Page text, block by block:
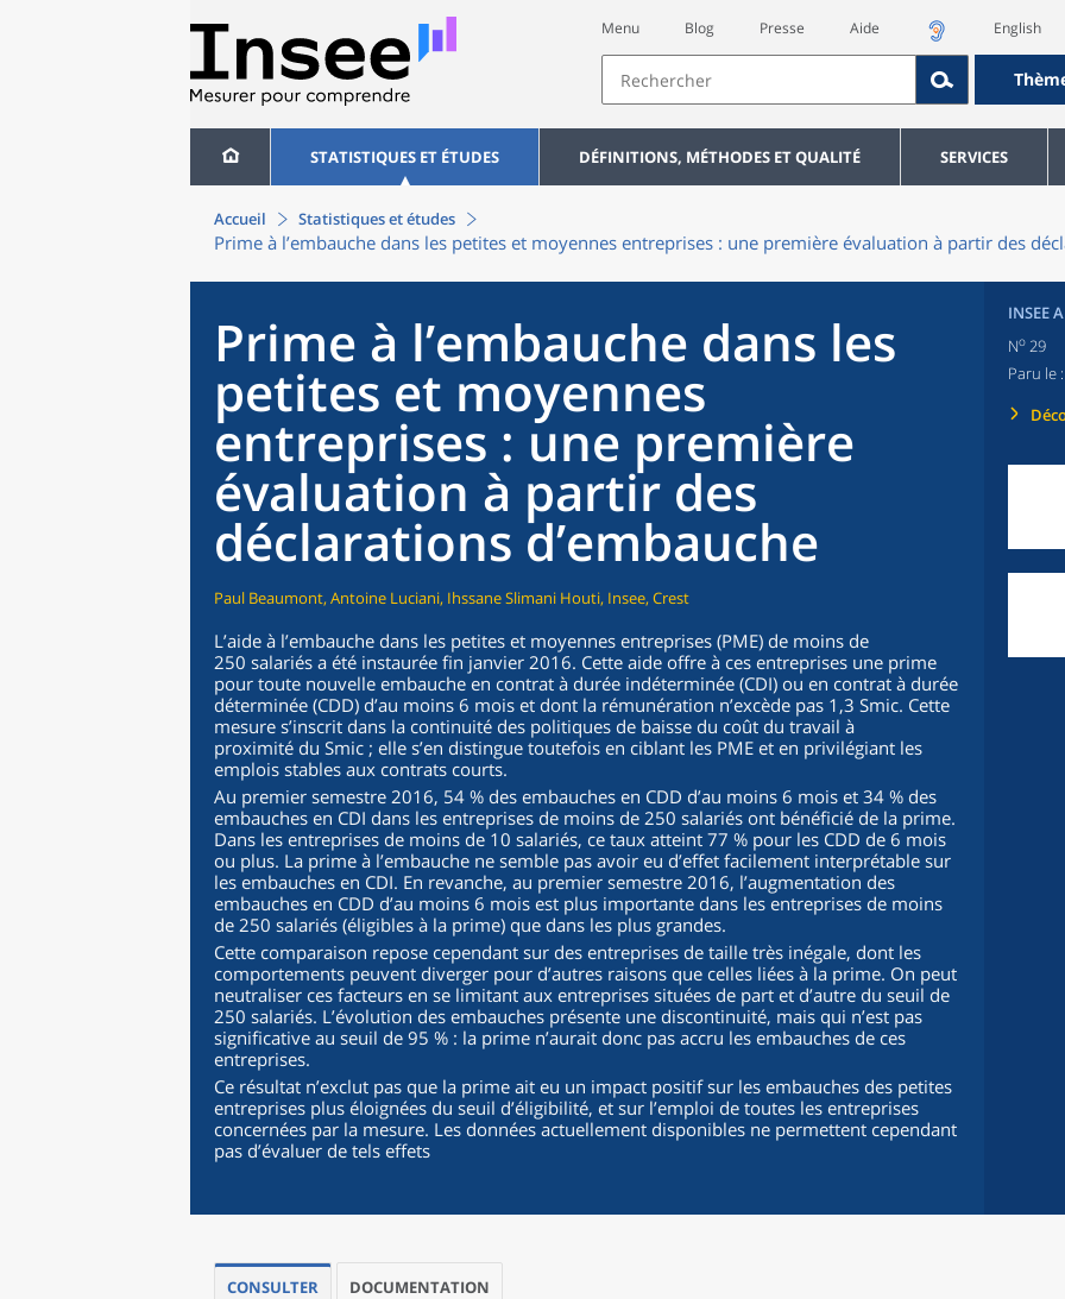
Menu Blog Presse Aide English
STATISTIQUES ET ÉTUDES DÉFINITIONS, MÉTHODES ET QUALITÉ SERVICES
Accueil Statistiques et études
Prime à l’embauche dans les petites et moyennes entreprises : une première évaluation à partir des
Prime à l’embauche dans les
petites et moyennes
entreprises : une première
évaluation à partir des
déclarations d’embauche
Paul Beaumont, Antoine Luciani, Ihssane Slimani Houti, Insee, Crest
L’aide à l’embauche dans les petites et moyennes entreprises (PME) de moins de
250 salariés a été instaurée fin janvier 2016. Cette aide offre à ces entreprises une prime
pour toute nouvelle embauche en contrat à durée indéterminée (CDI) ou en contrat à durée
déterminée (CDD) d’au moins 6 mois et dont la rémunération n’excède pas 1,3 Smic. Cette
mesure s’inscrit dans la continuité des politiques de baisse du coût du travail à
proximité du Smic ; elle s’en distingue toutefois en ciblant les PME et en privilégiant les
emplois stables aux contrats courts.
Au premier semestre 2016, 54 % des embauches en CDD d’au moins 6 mois et 34 % des
embauches en CDI dans les entreprises de moins de 250 salariés ont bénéficié de la prime.
Dans les entreprises de moins de 10 salariés, ce taux atteint 77 % pour les CDD de 6 mois
ou plus. La prime à l’embauche ne semble pas avoir eu d’effet facilement interprétable sur
les embauches en CDI. En revanche, au premier semestre 2016, l’augmentation des
embauches en CDD d’au moins 6 mois est plus importante dans les entreprises de moins
de 250 salariés (éligibles à la prime) que dans les plus grandes.
Cette comparaison repose cependant sur des entreprises de taille très inégale, dont les
comportements peuvent diverger pour d’autres raisons que celles liées à la prime. On peut
neutraliser ces facteurs en se limitant aux entreprises situées de part et d’autre du seuil de
250 salariés. L’évolution des embauches présente une discontinuité, mais qui n’est pas
significative au seuil de 95 % : la prime n’aurait donc pas accru les embauches de ces
entreprises.
Ce résultat n’exclut pas que la prime ait eu un impact positif sur les embauches des petites
entreprises plus éloignées du seuil d’éligibilité, et sur l’emploi de toutes les entreprises
concernées par la mesure. Les données actuellement disponibles ne permettent cependant
pas d’évaluer de tels effets
INSEE
No 29
Paru le
CONSULTER DOCUMENTATION